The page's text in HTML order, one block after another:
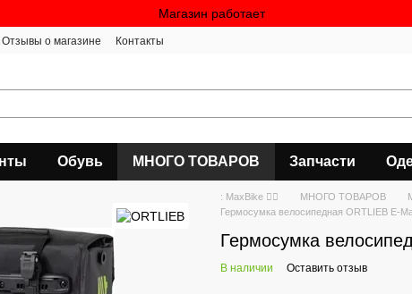
Магазин работает
Отзывы о магазине Контакты
Обувь МНОГО ТОВАРОВ Запчасти
: MaxBike 🚴‍♀ МНОГО ТОВАРОВ
Гермосумка велосипедная ORTLIEB E-
Гермосумка
В наличии Оставить отзыв